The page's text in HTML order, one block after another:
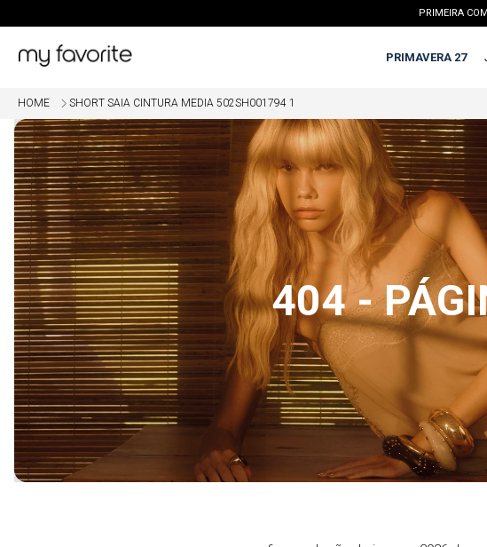
PRIMEIRA
PRIMAVERA 27
HOME SHORT SAIA CINTURA MEDIA 502SH001794 15% OFF EM COMPRAS COM PIX
404 -
1º
2
3º
5º
6º
7º
8º
º
10º